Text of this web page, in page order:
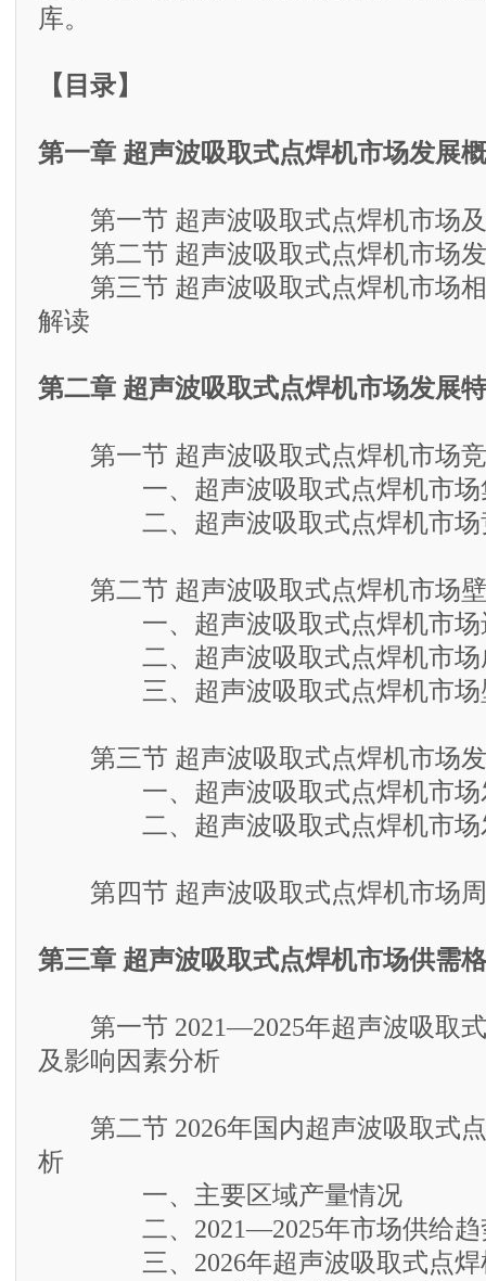
库。
【目录】
第一章 超声波吸取式点焊机市场发展
第一节 超声波吸取式点焊机市场
第二节 超声波吸取式点焊机市场发
第三节 超声波吸取式点焊机市场相
解读
第二章 超声波吸取式点焊机市场发展
第一节 超声波吸取式点焊机市场
一、超声波吸取式点焊机市场
二、超声波吸取式点焊机市场
第二节 超声波吸取式点焊机市场
一、超声波吸取式点焊机市场
二、超声波吸取式点焊机市场
三、超声波吸取式点焊机市场
第三节 超声波吸取式点焊机市场发
一、超声波吸取式点焊机市场
二、超声波吸取式点焊机市场
第四节 超声波吸取式点焊机市场周
第三章 超声波吸取式点焊机市场供需
第一节 2021—2025年超声波吸取式
及影响因素分析
第二节 2026年国内超声波吸取式点
析
一、主要区域产量情况
二、2021—2025年市场供给趋势
三、2026年超声波吸取式点焊